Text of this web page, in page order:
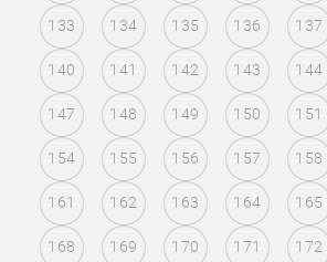
133 134 135 136 137
140 141 142 143 144
147 148 149 150 151
154 155 156 157 158
161 162 163 164 165
168 169 170 171 172